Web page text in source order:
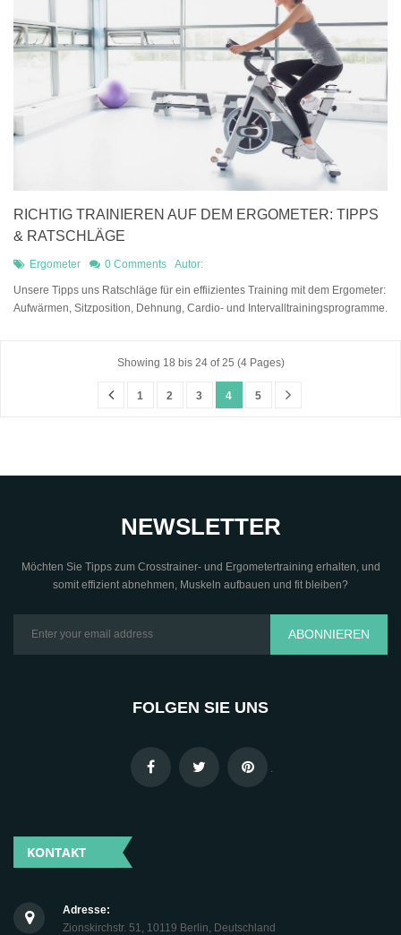
RICHTIG TRAINIEREN AUF DEM ERGOMETER: TIPPS
& RATSCHLÄGE
Ergometer 0 Comments Autor:
Unsere Tipps uns Ratschläge für ein effiizientes Training mit dem Ergometer:
Aufwärmen, Sitzposition, Dehnung, Cardio- und Intervalltrainingsprogramme.
Showing 18 bis 24 of 25 (4 Pages)
1 2 3 4 5
NEWSLETTER
Möchten Sie Tipps zum Crosstrainer- und Ergometertraining erhalten, und
somit effizient abnehmen, Muskeln aufbauen und fit bleiben?
ABONNIEREN
FOLGEN SIE UNS
KONTAKT
Adresse:
Zionskirchstr. 51, 10119 Berlin, Deutschland